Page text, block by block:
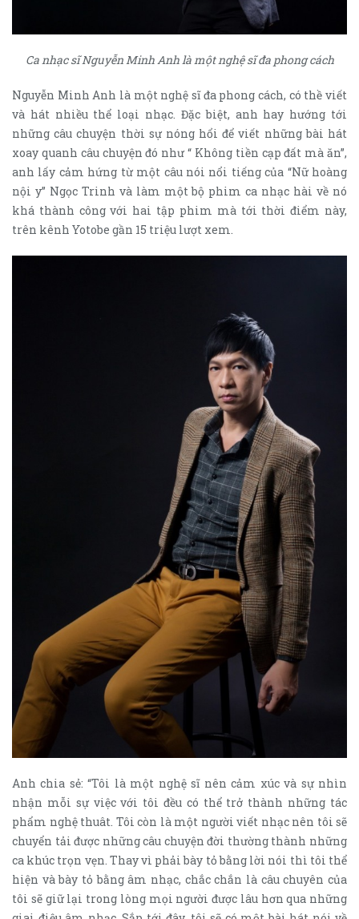
Ca nhạc sĩ Nguyễn Minh Anh là một nghệ sĩ đa phong cách
Nguyễn Minh Anh là một nghệ sĩ đa phong cách, có thề viết
và hát nhiều thể loại nhạc. Đặc biệt, anh hay hướng tới
những câu chuyện thời sự nóng hổi để viết những bài hát
xoay quanh câu chuyện đó như “ Không tiền cạp đất mà ăn”,
anh lấy cảm hứng từ một câu nói nổi tiếng của “Nữ hoàng
nội y” Ngọc Trinh và làm một bộ phim ca nhạc hài về nó
khá thành công với hai tập phim mà tới thời điểm này,
trên kênh Yotobe gần 15 triệu lượt xem.
Anh chia sẻ: “Tôi là một nghệ sĩ nên cảm xúc và sự nhìn
nhận mỗi sự việc với tôi đều có thể trở thành những tác
phẩm nghệ thuât. Tôi còn là một người viết nhạc nên tôi sẽ
chuyển tải được những câu chuyện đời thường thành những
ca khúc trọn vẹn. Thay vì phải bày tỏ bằng lời nói thì tôi thể
hiện và bày tỏ bằng âm nhạc, chắc chắn là câu chuyên của
tôi sẽ giữ lại trong lòng mọi người được lâu hơn qua những